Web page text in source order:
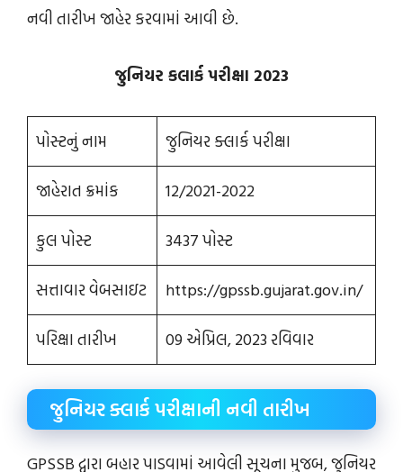
નવી તારીખ જાહેર કરવામાં આવી છે.
જુનિયર કલાર્ક પરીક્ષા 2023
પોસ્ટનું નામ જુનિયર ક્લાર્ક પરીક્ષા
જાહેરાત ક્રમાંક 12/2021-2022
કુલ પોસ્ટ 3437 પોસ્ટ
સત્તાવાર વેબસાઇટ https://gpssb.gujarat.gov.in/
પરિક્ષા તારીખ 09 એપ્રિલ, 2023 રવિવાર
જુનિયર ક્લાર્ક પરીક્ષાની નવી તારીખ
GPSSB દ્વારા બહાર પાડવામાં આવેલી સૂચના મુજબ, જુનિયર